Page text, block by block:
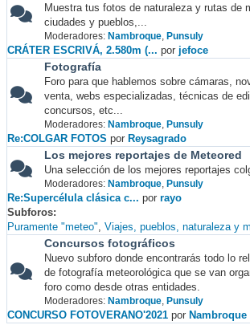
Muestra tus fotos de naturaleza y rutas de
ciudades y pueblos,...
Moderadores: Nambroque, Punsuly
CRÁTER ESCRIVÁ, 2.580m (... por jefoce
Fotografía
Foro para que hablemos sobre cámaras,
venta, webs especializadas, técnicas de
concursos, etc...
Moderadores: Nambroque, Punsuly
Re:COLGAR FOTOS por Reysagrado
Los mejores reportajes de Meteored
Una selección de los mejores reportajes
Moderadores: Nambroque, Punsuly
Re:Supercélula clásica c... por rayo
Subforos
Puramente "meteo" Viajes, pueblos, naturaleza y
Concursos fotográficos
Nuevo subforo donde encontrarás todo lo
de fotografía meteorológica que se van
foro como desde otras entidades.
Moderadores: Nambroque, Punsuly
CONCURSO FOTOVERANO'2021 por Nambroque